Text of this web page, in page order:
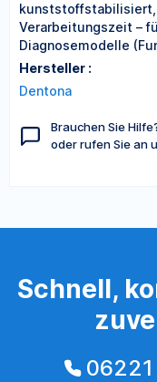
kunststoffstabilisiert,
Verarbeitungszeit –
Diagnosemodelle
Hersteller :
Dentona
Brauchen Sie
oder rufen Sie an
Schnell,